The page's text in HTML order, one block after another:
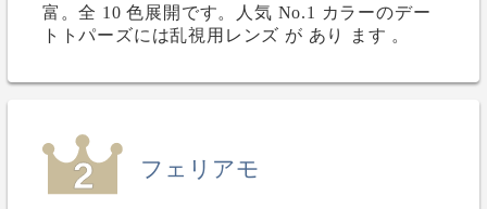
富。全 10 色展開です。人気 No.1 カラーのデー
トトパーズには乱視用レンズ が あり ます 。
フェリアモ